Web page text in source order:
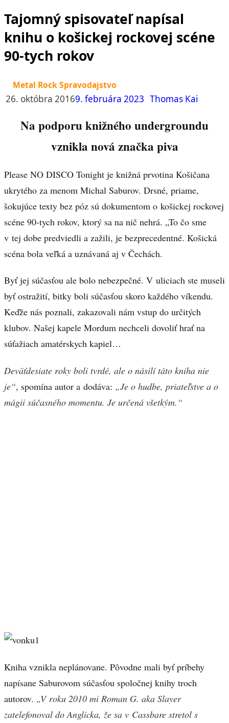
Tajomný spisovateľ napísal
knihu o košickej rockovej scéne
90-tych rokov
Metal Rock Spravodajstvo
26. októbra 20169. februára 2023 Thomas Kai
Na podporu knižného undergroundu
vznikla nová značka piva
Please NO DISCO Tonight je knižná prvotina Košičana
ukrytého za menom Michal Saburov. Drsné, priame,
šokujúce texty bez póz sú dokumentom o košickej rockovej
scéne 90-tych rokov, ktorý sa na nič nehrá. „To čo sme
v tej dobe predviedli a zažili, je bezprecedentné. Košická
scéna bola veľká a uznávaná aj v Čechách.
Byť jej súčasťou ale bolo nebezpečné. V uliciach ste museli
byť ostražití, bitky boli súčasťou skoro každého víkendu.
Keďže nás poznali, zakazovali nám vstup do určitých
klubov. Našej kapele Mordum nechceli dovoliť hrať na
súťažiach amatérskych kapiel…
Deväťdesiate roky boli tvrdé, ale o násilí táto kniha nie
je“, spomína autor a dodáva: „Je o hudbe, priateľstve a o
mágii súčasného momentu. Je určená všetkým.“
Kniha vznikla neplánovane. Pôvodne mali byť príbehy
napísane Saburovom súčasťou spoločnej knihy troch
autorov. „V roku 2010 mi Roman G. aka Slayer
zatelefonoval do Anglicka, že sa v Cassbare stretol s